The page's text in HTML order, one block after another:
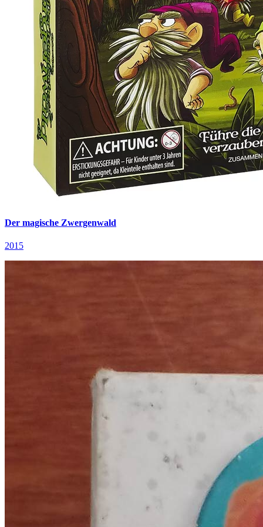
Der magische Zwergenwald
2015